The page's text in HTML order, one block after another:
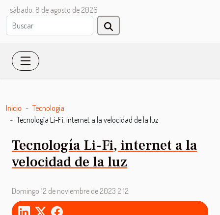
sábado, 8 de agosto de 2026
Inicio
Tecnología
Tecnología Li-Fi, internet a la velocidad de la luz
Tecnología Li-Fi, internet a la
velocidad de la luz
Domingo 12 de noviembre de 2023 2:12